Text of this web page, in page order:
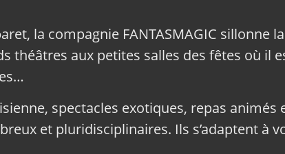
la compagnie FANTASMAGIC sillonne
théâtres aux petites salles des fêtes où il
spectacles exotiques, repas animés
et pluridisciplinaires. Ils s’adaptent à